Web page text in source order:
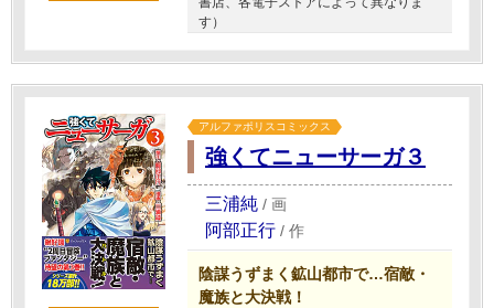
す）
アルファポリスコミックス
強くてニューサーガ３
三浦純 / 画
阿部正行 / 作
陰謀うずまく鉱山都市で…宿敵・
魔族と大決戦！